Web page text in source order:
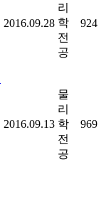
2016.09.28
리
학
전
공
924
2016.09.13
물
리
학
전
공
969